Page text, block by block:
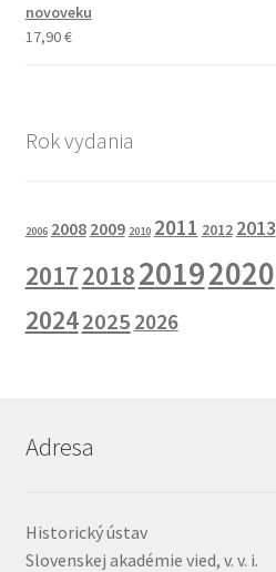
novoveku
17,90€
Rok vydania
2006 2008 2009 2010 2011 2012 2013
2017201820192020
20242025 2026
Adresa
Historický ústav
Slovenskej akadémie vied, v. v. i.